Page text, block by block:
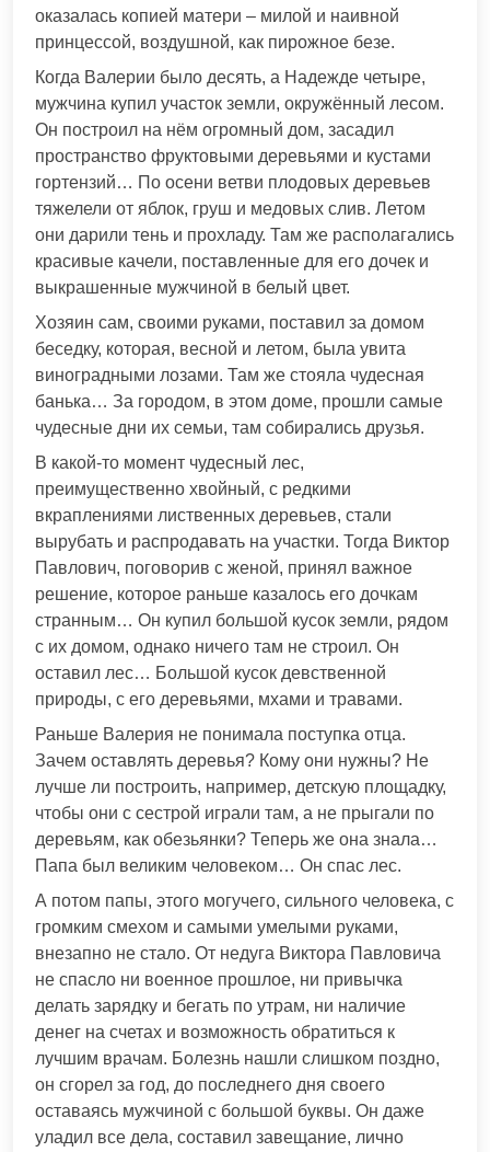
оказалась копией матери – милой и наивной
принцессой, воздушной, как пирожное безе.
Когда Валерии было десять, а Надежде четыре,
мужчина купил участок земли, окружённый лесом.
Он построил на нём огромный дом, засадил
пространство фруктовыми деревьями и кустами
гортензий… По осени ветви плодовых деревьев
тяжелели от яблок, груш и медовых слив. Летом
они дарили тень и прохладу. Там же располагались
красивые качели, поставленные для его дочек и
выкрашенные мужчиной в белый цвет.
Хозяин сам, своими руками, поставил за домом
беседку, которая, весной и летом, была увита
виноградными лозами. Там же стояла чудесная
банька… За городом, в этом доме, прошли самые
чудесные дни их семьи, там собирались друзья.
В какой-то момент чудесный лес,
преимущественно хвойный, с редкими
вкраплениями лиственных деревьев, стали
вырубать и распродавать на участки. Тогда Виктор
Павлович, поговорив с женой, принял важное
решение, которое раньше казалось его дочкам
странным… Он купил большой кусок земли, рядом
с их домом, однако ничего там не строил. Он
оставил лес… Большой кусок девственной
природы, с его деревьями, мхами и травами.
Раньше Валерия не понимала поступка отца.
Зачем оставлять деревья? Кому они нужны? Не
лучше ли построить, например, детскую площадку,
чтобы они с сестрой играли там, а не прыгали по
деревьям, как обезьянки? Теперь же она знала…
Папа был великим человеком… Он спас лес.
А потом папы, этого могучего, сильного человека, с
громким смехом и самыми умелыми руками,
внезапно не стало. От недуга Виктора Павловича
не спасло ни военное прошлое, ни привычка
делать зарядку и бегать по утрам, ни наличие
денег на счетах и возможность обратиться к
лучшим врачам. Болезнь нашли слишком поздно,
он сгорел за год, до последнего дня своего
оставаясь мужчиной с большой буквы. Он даже
уладил все дела, составил завещание, лично